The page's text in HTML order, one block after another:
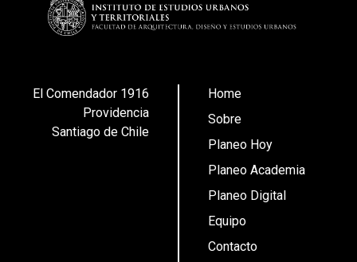
El Comendador 1916
Providencia
Santiago de Chile
Home
Sobre
Planeo Hoy
Planeo Academia
Planeo Digital
Equipo
Contacto